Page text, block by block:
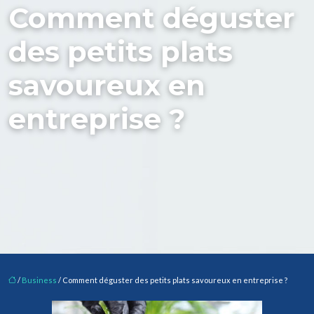
Comment déguster
des petits plats
savoureux en
entreprise ?
/ Business / Comment déguster des petits plats savoureux en entreprise ?